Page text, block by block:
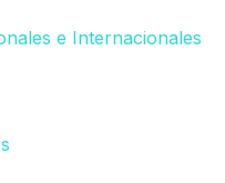
e Internacionales